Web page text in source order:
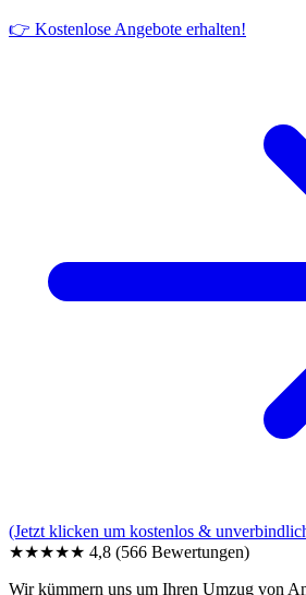
👉 Kostenlose Angebote erhalten!
(Jetzt klicken um kostenlos &
★★★★★ 4,8 (566 Bewertungen)
Wir kümmern uns um Ihren Umzug von